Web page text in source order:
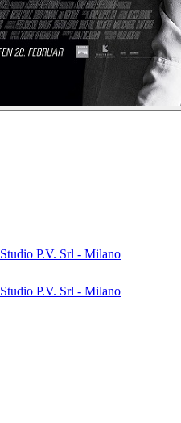
Studio P.V. Srl - Milano
Studio P.V. Srl - Milano